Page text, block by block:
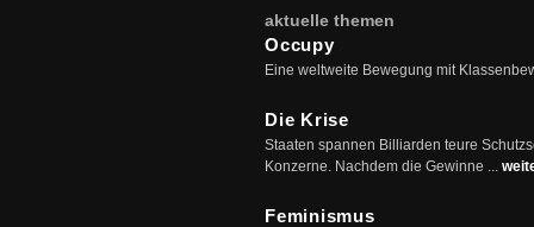
aktuelle themen
Occupy
Eine weltweite Bewegung mit
Die Krise
Staaten spannen Billiarden teure
Konzerne. Nachdem die Gewinne ...
Feminismus